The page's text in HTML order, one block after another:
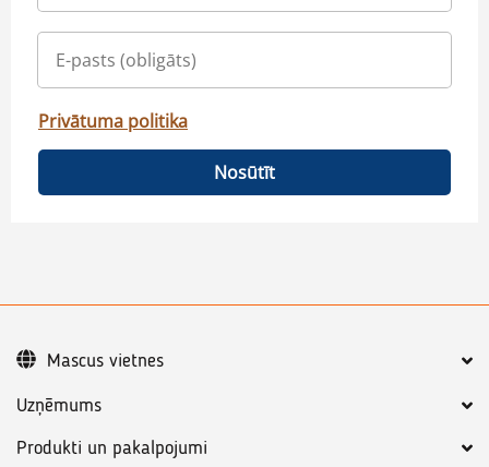
Privātuma politika
Nosūtīt
Uzņēmums
Produkti un pakalpojumi
Mascus vietnes